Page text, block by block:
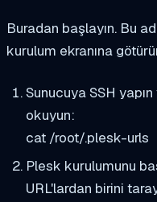
Buradan başlayın. Bu
kurulum ekranına
Sunucuya SSH yapın
okuyun:
cat /root/.plesk-urls
Plesk kurulumunu
URL'lardan birini